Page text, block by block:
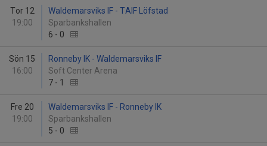
Tor 12
19:00
Waldemarsviks IF - TAIF Löfstad
Sparbankshallen
6 - 0
Sön 15
16:00
Ronneby IK - Waldemarsviks IF
Soft Center Arena
7 - 1
Fre 20
19:00
Waldemarsviks IF - Ronneby IK
Sparbankshallen
5 - 0